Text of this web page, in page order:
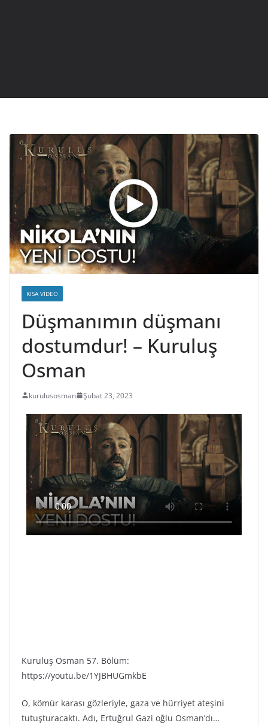
KISA VIDEO
Düşmanımın düşmanı
dostumdur! – Kuruluş
Osman
kurulusosman Şubat 23, 2023
Kuruluş Osman 57. Bölüm:
https://youtu.be/1YJBHUGmkbE
O, kömür karası gözleriyle, gaza ve hürriyet ateşini
tutuşturacaktı. Adı, Ertuğrul Gazi oğlu Osman’dı…